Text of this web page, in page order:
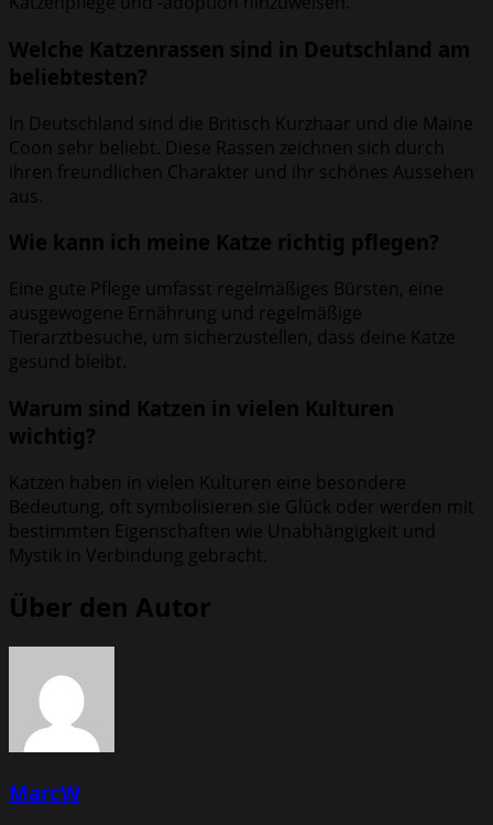
Welche Katzenrassen sind in Deutschland am
beliebtesten?
In Deutschland sind die Britisch Kurzhaar und die Maine
Coon sehr beliebt. Diese Rassen zeichnen sich durch
ihren freundlichen Charakter und ihr schönes Aussehen
aus.
Wie kann ich meine Katze richtig pflegen?
Eine gute Pflege umfasst regelmäßiges Bürsten, eine
ausgewogene Ernährung und regelmäßige
Tierarztbesuche, um sicherzustellen, dass deine Katze
gesund bleibt.
Warum sind Katzen in vielen Kulturen
wichtig?
Katzen haben in vielen Kulturen eine besondere
Bedeutung, oft symbolisieren sie Glück oder werden mit
bestimmten Eigenschaften wie Unabhängigkeit und
Mystik in Verbindung gebracht.
Über den Autor
MarcW